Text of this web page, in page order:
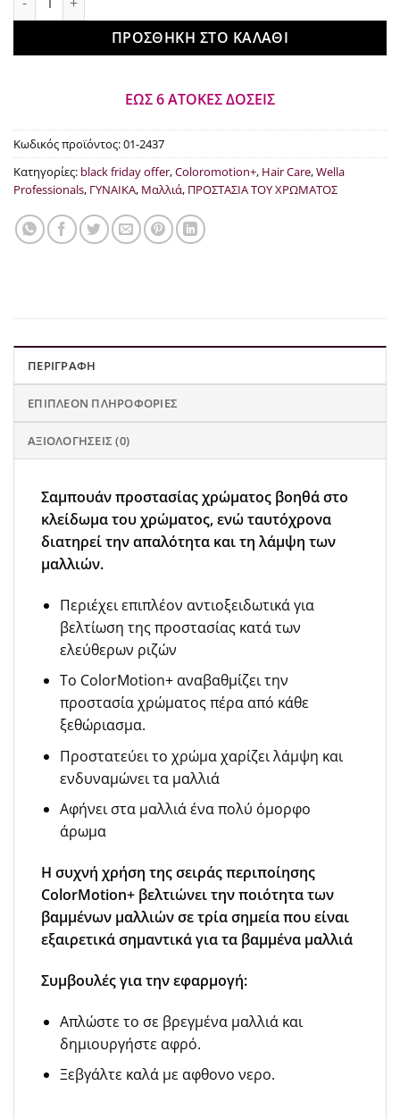
ΠΡΟΣΘΉΚΗ ΣΤΟ ΚΑΛΆΘΙ
ΕΩΣ 6 ΑΤΟΚΕΣ ΔΟΣΕΙΣ
Κωδικός προϊόντος:01-2437
Κατηγορίες: black friday offer,Coloromotion+, Hair Care,Wella
Professionals, ΓΥΝΑΙΚΑ, Μαλλιά, ΠΡΟΣΤΑΣΙΑ ΤΟΥ ΧΡΩΜΑΤΟΣ
ΠΕΡΙΓΡΑΦΉ
ΕΠΙΠΛΈΟΝ ΠΛΗΡΟΦΟΡΊΕΣ
ΑΞΙΟΛΟΓΉΣΕΙΣ (0)
Σαμπουάν προστασίας χρώματος βοηθά στο
κλείδωμα του χρώματος, ενώ ταυτόχρονα
διατηρεί την απαλότητα και τη λάμψη των
μαλλιών.
Περιέχει επιπλέον αντιοξειδωτικά για
βελτίωση της προστασίας κατά των
ελεύθερων ριζών
Το ColorMotion+ αναβαθμίζει την
προστασία χρώματος πέρα από κάθε
ξεθώριασμα.
Προστατεύει το χρώμα χαρίζει λάμψη και
ενδυναμώνει τα μαλλιά
Αφήνει στα μαλλιά ένα πολύ όμορφο
άρωμα
Η συχνή χρήση της σειράς περιποίησης
ColorMotion+ βελτιώνει την ποιότητα των
βαμμένων μαλλιών σε τρία σημεία που είναι
εξαιρετικά σημαντικά για τα βαμμένα μαλλιά
Συμβουλές για την εφαρμογή:
Απλώστε το σε βρεγμένα μαλλιά και
δημιουργήστε αφρό.
Ξεβγάλτε καλά με αφθονο νερο.